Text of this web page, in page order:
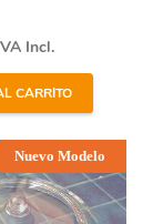
Incl.
CARRITO
Nuevo Modelo